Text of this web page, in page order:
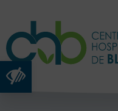
Ouvrir la barre d’outils